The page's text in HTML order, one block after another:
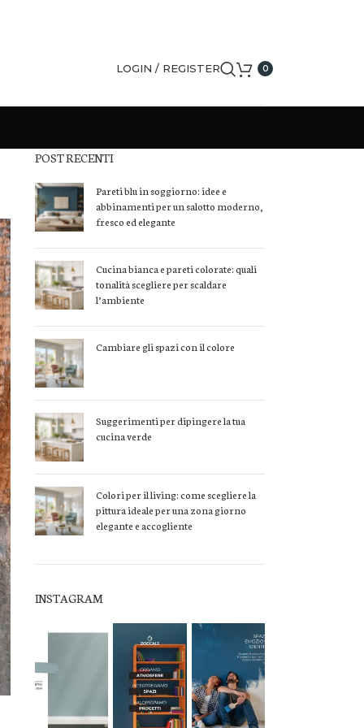
LOGIN / REGISTER 0
POST RECENTI
Pareti blu in soggiorno: idee e
abbinamenti per un salotto moderno,
fresco ed elegante
Cucina bianca e pareti colorate: quali
tonalità scegliere per scaldare
l’ambiente
Cambiare gli spazi con il colore
Suggerimenti per dipingere la tua
cucina verde
Colori per il living: come scegliere la
pittura ideale per una zona giorno
elegante e accogliente
INSTAGRAM